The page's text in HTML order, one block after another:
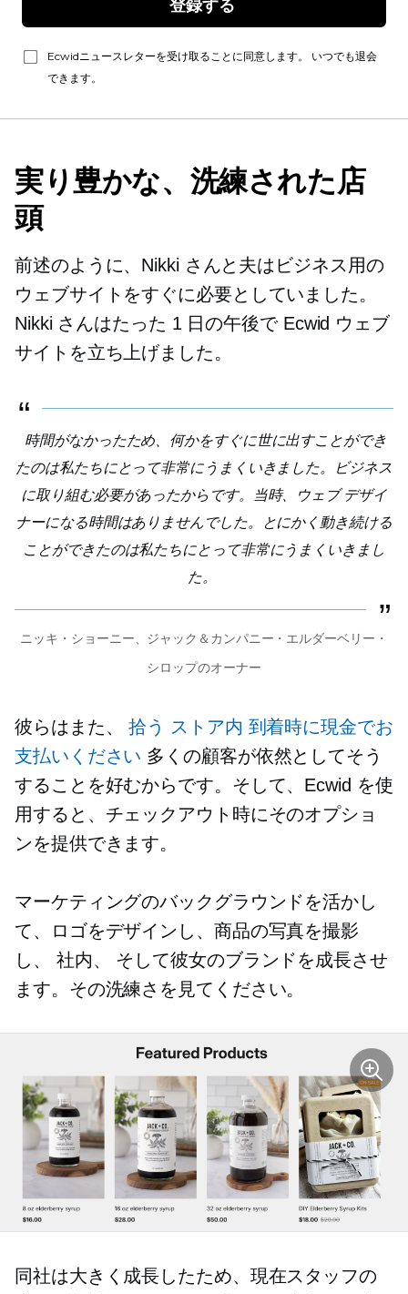
Ecwidニュースレターを受け取ることに同意します。 いつでも退会
できます。
実り豊かな、洗練された店
頭
前述のように、Nikki さんと夫はビジネス用の
ウェブサイトをすぐに必要としていました。
Nikki さんはたった 1 日の午後で Ecwid ウェブ
サイトを立ち上げました。
時間がなかったため、何かをすぐに世に出すことができ
たのは私たちにとって非常にうまくいきました。ビジネス
に取り組む必要があったからです。当時、ウェブ デザイ
ナーになる時間はありませんでした。とにかく動き続ける
ことができたのは私たちにとって非常にうまくいきまし
た。
ニッキ・ショーニー、ジャック＆カンパニー・エルダーベリー・
シロップのオーナー
彼らはまた、拾う ストア内 到着時に現金でお
支払いください 多くの顧客が依然としてそう
することを好むからです。そして、Ecwid を使
用すると、チェックアウト時にそのオプショ
ンを提供できます。
マーケティングのバックグラウンドを活かし
て、ロゴをデザインし、商品の写真を撮影
し、 社内、
そして彼女のブランドを成長させ
ます。その洗練さを見てください。
同社は大きく成長したため、現在スタッフの